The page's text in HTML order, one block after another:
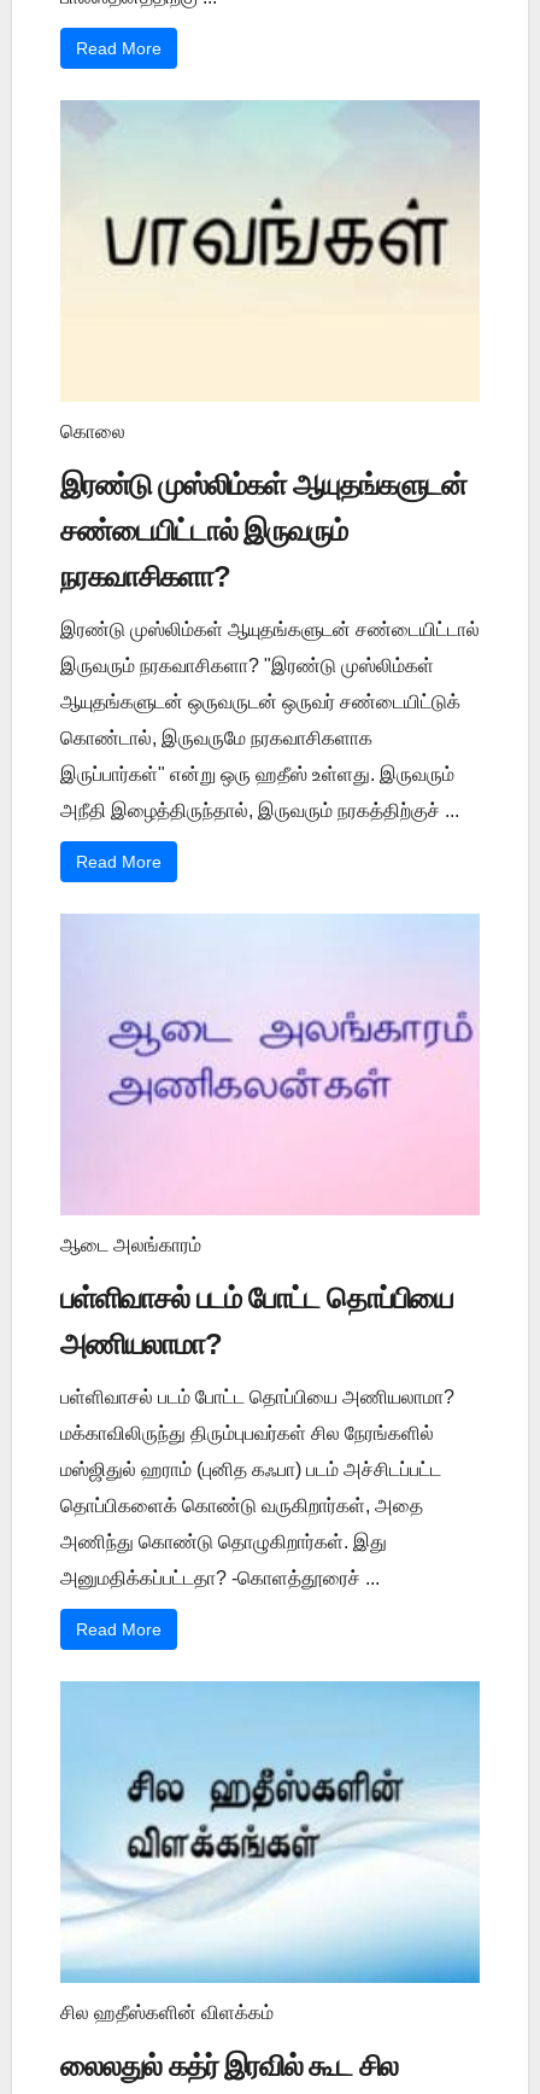
Read More
கொலை
இரண்டு முஸ்லிம்கள் ஆயுதங்களுடன்
சண்டையிட்டால் இருவரும்
நரகவாசிகளா?
இரண்டு முஸ்லிம்கள் ஆயுதங்களுடன் சண்டையிட்டால்
இருவரும் நரகவாசிகளா? "இரண்டு முஸ்லிம்கள்
ஆயுதங்களுடன் ஒருவருடன் ஒருவர் சண்டையிட்டுக்
கொண்டால், இருவருமே நரகவாசிகளாக
இருப்பார்கள்" என்று ஒரு ஹதீஸ் உள்ளது. இருவரும்
அநீதி இழைத்திருந்தால், இருவரும் நரகத்திற்குச் ...
Read More
ஆடை அலங்காரம்
பள்ளிவாசல் படம் போட்ட தொப்பியை
அணியலாமா?
பள்ளிவாசல் படம் போட்ட தொப்பியை அணியலாமா?
மக்காவிலிருந்து திரும்புபவர்கள் சில நேரங்களில்
மஸ்ஜிதுல் ஹராம் (புனித கஃபா) படம் அச்சிடப்பட்ட
தொப்பிகளைக் கொண்டு வருகிறார்கள், அதை
அணிந்து கொண்டு தொழுகிறார்கள். இது
அனுமதிக்கப்பட்டதா? -கொளத்தூரைச் ...
Read More
சில ஹதீஸ்களின் விளக்கம்
லைலதுல் கத்ர் இரவில் கூட சில